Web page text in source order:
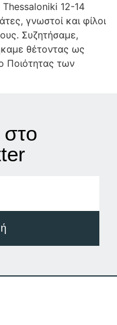
12-14
γνωστοί και φίλοι
Συζητήσαμε,
θέτοντας ως
Ποιότητας των